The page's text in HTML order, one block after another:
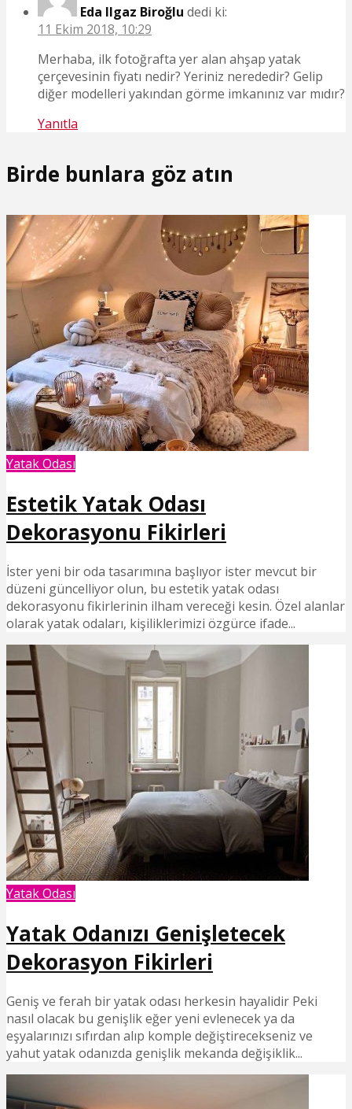
Eda Ilgaz Biroğlu dedi ki:
11 Ekim 2018, 10:29
Merhaba, ilk fotoğrafta yer alan ahşap yatak
çerçevesinin fiyatı nedir? Yeriniz nerededir? Gelip
diğer modelleri yakından görme imkanınız var mıdır?
Yanıtla
Birde bunlara göz atın
Yatak Odası
Estetik Yatak Odası
Dekorasyonu Fikirleri
İster yeni bir oda tasarımına başlıyor ister mevcut bir
düzeni güncelliyor olun, bu estetik yatak odası
dekorasyonu fikirlerinin ilham vereceği kesin. Özel alanlar
olarak yatak odaları, kişiliklerimizi özgürce ifade...
Yatak Odası
Yatak Odanızı Genişletecek
Dekorasyon Fikirleri
Geniş ve ferah bir yatak odası herkesin hayalidir Peki
nasıl olacak bu genişlik eğer yeni evlenecek ya da
eşyalarınızı sıfırdan alıp komple değiştirecekseniz ve
yahut yatak odanızda genişlik mekanda değişiklik...